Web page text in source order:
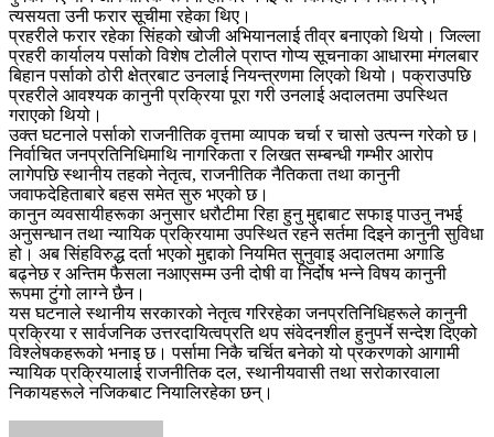
त्यसयता उनी फरार सूचीमा रहेका थिए।
प्रहरीले फरार रहेका सिंहको खोजी अभियानलाई तीव्र बनाएको थियो। जिल्ला
प्रहरी कार्यालय पर्साको विशेष टोलीले प्राप्त गोप्य सूचनाका आधारमा मंगलबार
बिहान पर्साको ठोरी क्षेत्रबाट उनलाई नियन्त्रणमा लिएको थियो। पक्राउपछि
प्रहरीले आवश्यक कानुनी प्रक्रिया पूरा गरी उनलाई अदालतमा उपस्थित
गराएको थियो।
उक्त घटनाले पर्साको राजनीतिक वृत्तमा व्यापक चर्चा र चासो उत्पन्न गरेको छ।
निर्वाचित जनप्रतिनिधिमाथि नागरिकता र लिखत सम्बन्धी गम्भीर आरोप
लागेपछि स्थानीय तहको नेतृत्व, राजनीतिक नैतिकता तथा कानुनी
जवाफदेहिताबारे बहस समेत सुरु भएको छ।
कानुन व्यवसायीहरूका अनुसार धरौटीमा रिहा हुनु मुद्दाबाट सफाइ पाउनु नभई
अनुसन्धान तथा न्यायिक प्रक्रियामा उपस्थित रहने सर्तमा दिइने कानुनी सुविधा
हो। अब सिंहविरुद्ध दर्ता भएको मुद्दाको नियमित सुनुवाइ अदालतमा अगाडि
बढ्नेछ र अन्तिम फैसला नआएसम्म उनी दोषी वा निर्दोष भन्ने विषय कानुनी
रूपमा टुंगो लाग्ने छैन।
यस घटनाले स्थानीय सरकारको नेतृत्व गरिरहेका जनप्रतिनिधिहरूले कानुनी
प्रक्रिया र सार्वजनिक उत्तरदायित्वप्रति थप संवेदनशील हुनुपर्ने सन्देश दिएको
विश्लेषकहरूको भनाइ छ। पर्सामा निकै चर्चित बनेको यो प्रकरणको आगामी
न्यायिक प्रक्रियालाई राजनीतिक दल, स्थानीयवासी तथा सरोकारवाला
निकायहरूले नजिकबाट नियालिरहेका छन्।